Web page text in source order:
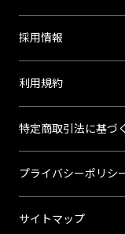
採用情報
利用規約
特定商取引法に基づ
プライバシーポリシ
サイトマップ